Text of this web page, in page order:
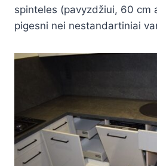
spinteles (pavyzdžiui, 60 cm
pigesni nei nestandartiniai